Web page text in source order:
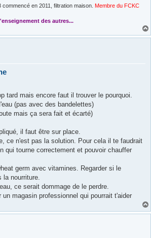
en 2011, filtration maison. Membre du FCKC
des autres...
tard mais encore faut il trouver le pourquoi.
(pas avec des bandelettes)
mais ça sera fait et écarté)
il faut être sur place.
ce n'est pas la solution. Pour cela il te faudrait
qui tourne correctement et pouvoir chauffer
germ avec vitamines. Regarder si le
nourriture.
ce serait dommage de le perdre.
magasin professionnel qui pourrait t'aider